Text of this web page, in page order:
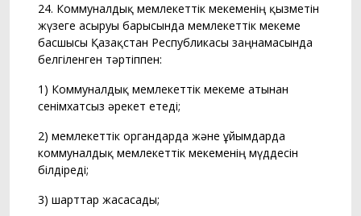
24. Коммуналдық мемлекеттік мекеменің қызметін
жүзеге асыруы барысында мемлекеттік мекеме
басшысы Қазақстан Республикасы заңнамасында
белгіленген тәртіппен:
1) Коммуналдық мемлекеттік мекеме атынан
сенімхатсыз әрекет етеді;
2) мемлекеттік органдарда және ұйымдарда
коммуналдық мемлекеттік мекеменің мүддесін
білдіреді;
3) шарттар жасасады;